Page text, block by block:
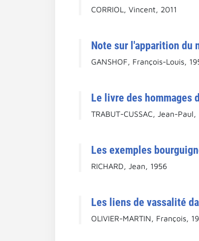
CORRIOL, Vincent, 2011
Note sur l'apparition du
GANSHOF, François-Louis,
Le livre des hommages
TRABUT-CUSSAC, Jean-Paul,
Les exemples
RICHARD, Jean, 1956
Les liens de vassalité
OLIVIER-MARTIN, François,